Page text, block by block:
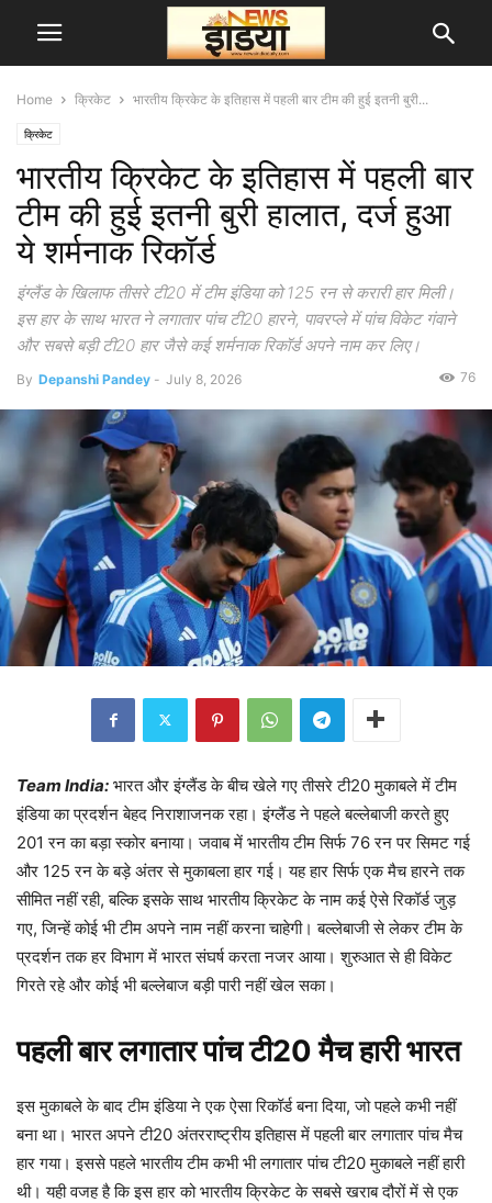
Home क्रिकेट भारतीय क्रिकेट के इतिहास में पहली बार टीम की हुई इतनी बुरी...
क्रिकेट
भारतीय क्रिकेट के इतिहास में पहली बार
टीम की हुई इतनी बुरी हालात, दर्ज हुआ
ये शर्मनाक रिकॉर्ड
इंग्लैंड के खिलाफ तीसरे टी20 में टीम इंडिया को 125 रन से करारी हार मिली।
इस हार के साथ भारत ने लगातार पांच टी20 हारने, पावरप्ले में पांच विकेट गंवाने
और सबसे बड़ी टी20 हार जैसे कई शर्मनाक रिकॉर्ड अपने नाम कर लिए।
By Depanshi Pandey - July 8, 2026 76
Team India: भारत और इंग्लैंड के बीच खेले गए तीसरे टी20 मुकाबले में टीम
इंडिया का प्रदर्शन बेहद निराशाजनक रहा। इंग्लैंड ने पहले बल्लेबाजी करते हुए
201 रन का बड़ा स्कोर बनाया। जवाब में भारतीय टीम सिर्फ 76 रन पर सिमट गई
और 125 रन के बड़े अंतर से मुकाबला हार गई। यह हार सिर्फ एक मैच हारने तक
सीमित नहीं रही, बल्कि इसके साथ भारतीय क्रिकेट के नाम कई ऐसे रिकॉर्ड जुड़
गए, जिन्हें कोई भी टीम अपने नाम नहीं करना चाहेगी। बल्लेबाजी से लेकर टीम के
प्रदर्शन तक हर विभाग में भारत संघर्ष करता नजर आया। शुरुआत से ही विकेट
गिरते रहे और कोई भी बल्लेबाज बड़ी पारी नहीं खेल सका।
पहली बार लगातार पांच टी20 मैच हारी भारत
इस मुकाबले के बाद टीम इंडिया ने एक ऐसा रिकॉर्ड बना दिया, जो पहले कभी नहीं
बना था। भारत अपने टी20 अंतरराष्ट्रीय इतिहास में पहली बार लगातार पांच मैच
हार गया। इससे पहले भारतीय टीम कभी भी लगातार पांच टी20 मुकाबले नहीं हारी
थी। यही वजह है कि इस हार को भारतीय क्रिकेट के सबसे खराब दौरों में से एक